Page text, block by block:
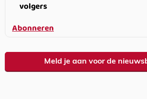
volgers
Abonneren
Meld je aan voor de